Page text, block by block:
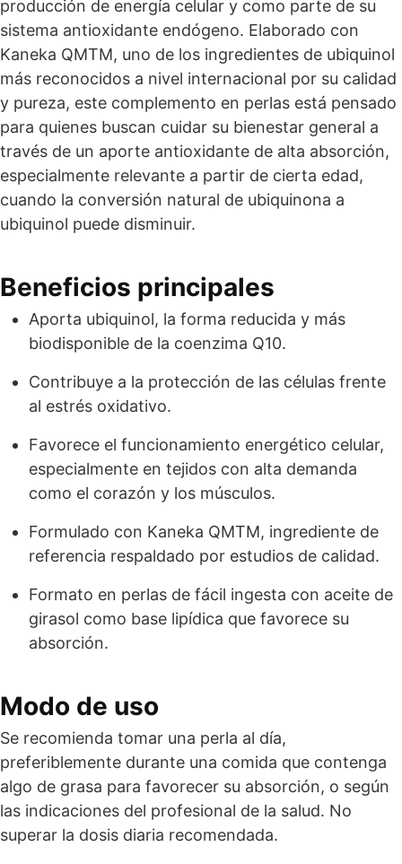
producción de energía celular y como parte de su
sistema antioxidante endógeno. Elaborado con
Kaneka QMTM, uno de los ingredientes de ubiquinol
más reconocidos a nivel internacional por su calidad
y pureza, este complemento en perlas está pensado
para quienes buscan cuidar su bienestar general a
través de un aporte antioxidante de alta absorción,
especialmente relevante a partir de cierta edad,
cuando la conversión natural de ubiquinona a
ubiquinol puede disminuir.
Beneficios principales
Aporta ubiquinol, la forma reducida y más
biodisponible de la coenzima Q10.
Contribuye a la protección de las células frente
al estrés oxidativo.
Favorece el funcionamiento energético celular,
especialmente en tejidos con alta demanda
como el corazón y los músculos.
Formulado con Kaneka QMTM, ingrediente de
referencia respaldado por estudios de calidad.
Formato en perlas de fácil ingesta con aceite de
girasol como base lipídica que favorece su
absorción.
Modo de uso
Se recomienda tomar una perla al día,
preferiblemente durante una comida que contenga
algo de grasa para favorecer su absorción, o según
las indicaciones del profesional de la salud. No
superar la dosis diaria recomendada.